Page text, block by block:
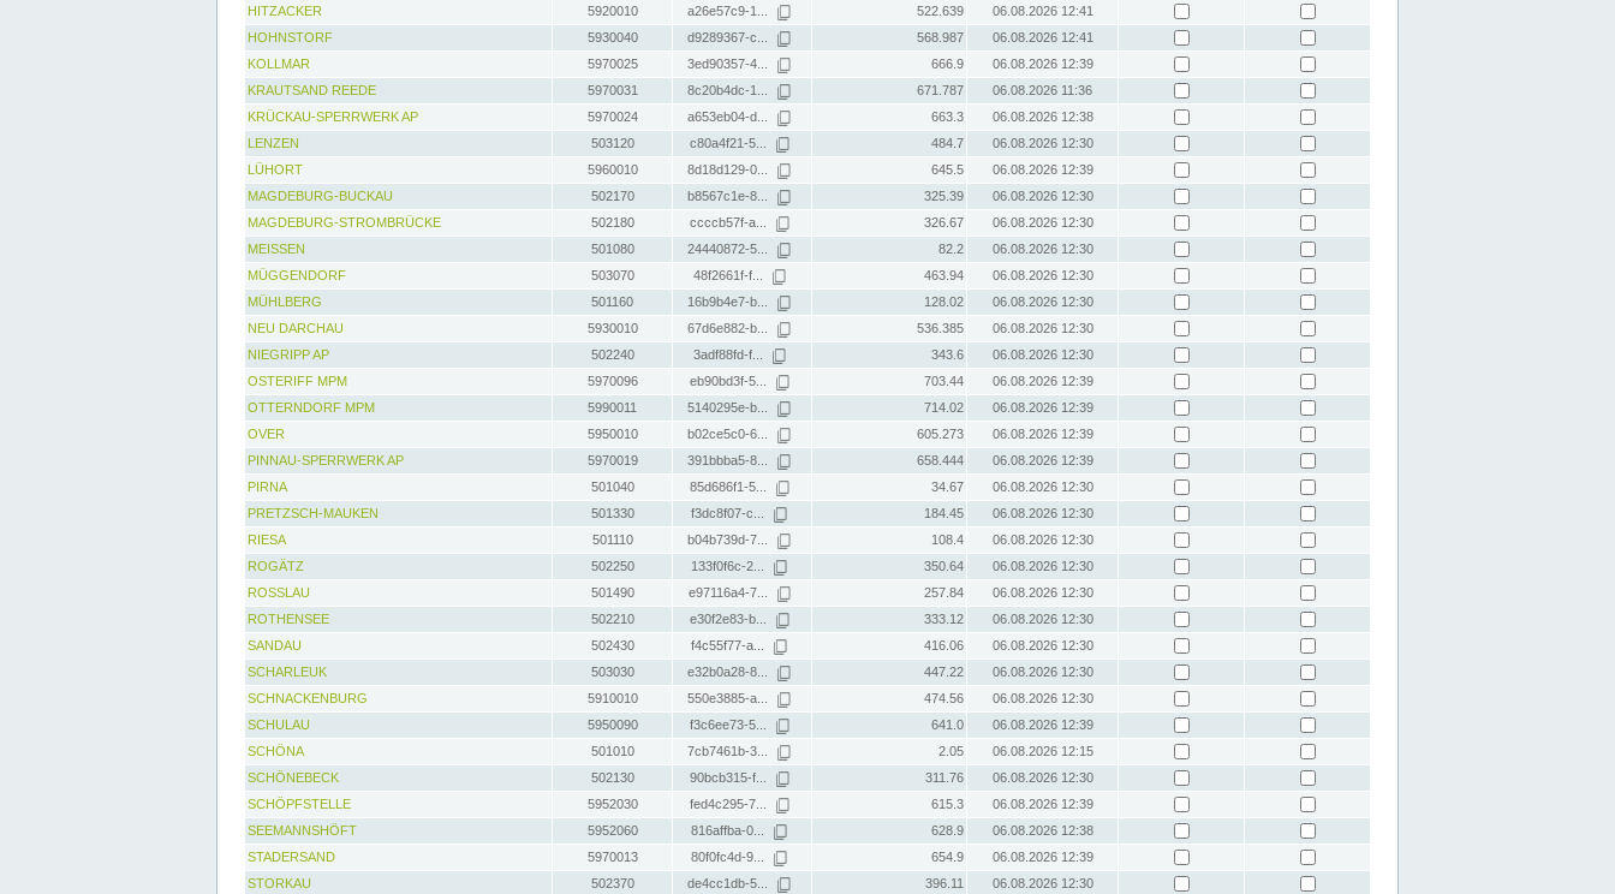
HITZACKER
5920010 a26e57c9-1... 522.639
06.08.2026 12:41
HOHNSTORF
5930040 d9289367-c... 568.987
06.08.2026 12:41
KOLLMAR
5970025 3ed90357-4... 666.9
06.08.2026 12:39
KRAUTSAND REEDE
5970031 8c20b4dc-1... 671.787
06.08.2026 11:36
KRÜCKAU-SPERRWERK AP
5970024 a653eb04-d... 663.3
06.08.2026 12:38
LENZEN
503120 c80a4f21-5... 484.7
06.08.2026 12:30
LÜHORT
5960010 8d18d129-0... 645.5
06.08.2026 12:39
MAGDEBURG-BUCKAU
502170 b8567c1e-8... 325.39
06.08.2026 12:30
MAGDEBURG-STROMBRÜCKE
502180 ccccb57f-a... 326.67
06.08.2026 12:30
MEISSEN
501080 24440872-5... 82.2
06.08.2026 12:30
MÜGGENDORF
503070 48f2661f-f... 463.94
06.08.2026 12:30
MÜHLBERG
501160 16b9b4e7-b... 128.02
06.08.2026 12:30
NEU DARCHAU
5930010 67d6e882-b... 536.385
06.08.2026 12:30
NIEGRIPP AP
502240 3adf88fd-f... 343.6
06.08.2026 12:30
OSTERIFF MPM
5970096 eb90bd3f-5... 703.44
06.08.2026 12:39
OTTERNDORF MPM
5990011 5140295e-b... 714.02
06.08.2026 12:39
OVER
5950010 b02ce5c0-6... 605.273
06.08.2026 12:39
PINNAU-SPERRWERK AP
5970019 391bbba5-8... 658.444
06.08.2026 12:39
PIRNA
501040 85d686f1-5... 34.67
06.08.2026 12:30
PRETZSCH-MAUKEN
501330 f3dc8f07-c... 184.45
06.08.2026 12:30
RIESA
501110 b04b739d-7... 108.4
06.08.2026 12:30
ROGÄTZ
502250 133f0f6c-2... 350.64
06.08.2026 12:30
ROSSLAU
501490 e97116a4-7... 257.84
06.08.2026 12:30
ROTHENSEE
502210 e30f2e83-b... 333.12
06.08.2026 12:30
SANDAU
502430 f4c55f77-a... 416.06
06.08.2026 12:30
SCHARLEUK
503030 e32b0a28-8... 447.22
06.08.2026 12:30
SCHNACKENBURG
5910010 550e3885-a... 474.56
06.08.2026 12:30
SCHULAU
5950090 f3c6ee73-5... 641.0
06.08.2026 12:39
SCHÖNA
501010 7cb7461b-3... 2.05
06.08.2026 12:15
SCHÖNEBECK
502130 90bcb315-f... 311.76
06.08.2026 12:30
SCHÖPFSTELLE
5952030 fed4c295-7... 615.3
06.08.2026 12:39
SEEMANNSHÖFT
5952060 816affba-0... 628.9
06.08.2026 12:38
STADERSAND
5970013 80f0fc4d-9... 654.9
06.08.2026 12:39
STORKAU
502370 de4cc1db-5... 396.11 06.08.2026 12:30